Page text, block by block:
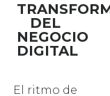
DEL
NEGOCIO
DIGITAL
El ritmo de